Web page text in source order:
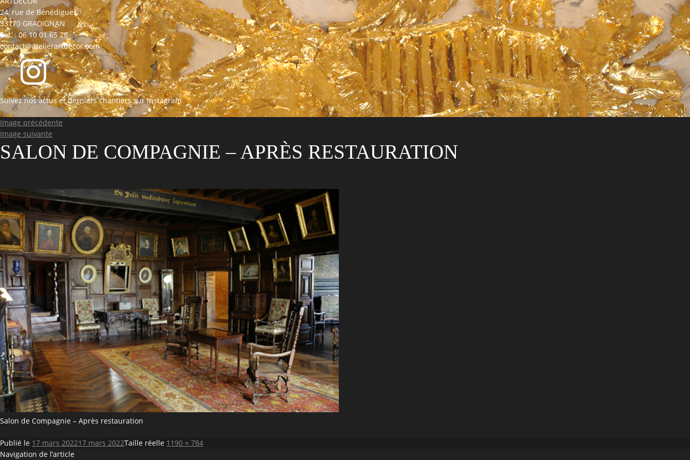
24, rue de Bénédigues
33170 GRADIGNAN
Tel. : 06 10 01 65 28
contact@atelierartdecor.com
Suivez nos actus et derniers chantiers sur Instagram
Image précédente
Image suivante
SALON DE COMPAGNIE – APRÈS RESTAURATION
Salon de Compagnie – Après restauration
Publié le 17 mars 202217 mars 2022Taille réelle 1190 × 784
Navigation de l’article